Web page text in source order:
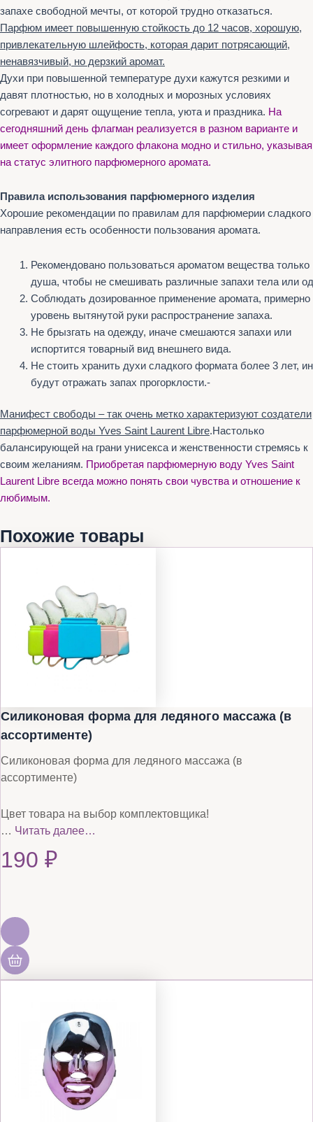
запахе свободной мечты, от которой трудно отказаться.
Парфюм имеет повышенную стойкость до 12 часов, хорошую,
привлекательную шлейфость, которая дарит потрясающий,
ненавязчивый, но дерзкий аромат.
Духи при повышенной температуре духи кажутся резкими и
давят плотностью, но в холодных и морозных условиях
согревают и дарят ощущение тепла, уюта и праздника. На
сегодняшний день флагман реализуется в разном варианте и
имеет оформление каждого флакона модно и стильно, указывая
на статус элитного парфюмерного аромата.
Правила использования парфюмерного изделия
Хорошие рекомендации по правилам для парфюмерии сладкого
направления есть особенности пользования аромата.
Рекомендовано пользоваться ароматом вещества только
душа, чтобы не смешивать различные запахи тела или
Соблюдать дозированное применение аромата, примерно
уровень вытянутой руки распространение запаха.
Не брызгать на одежду, иначе смешаются запахи или
испортится товарный вид внешнего вида.
Не стоить хранить духи сладкого формата более 3 лет,
будут отражать запах прогорклости.-
Манифест свободы – так очень метко характеризуют создатели
парфюмерной воды Yves Saint Laurent Libre.Настолько
балансирующей на грани унисекса и женственности стремясь к
своим желаниям. Приобретая парфюмерную воду Yves Saint
Laurent Libre всегда можно понять свои чувства и отношение к
любимым.
Похожие товары
Силиконовая форма для ледяного массажа (в
ассортименте)
Силиконовая форма для ледяного массажа (в
ассортименте)
Цвет товара на выбор комплектовщика!
… Читать далее…
190 ₽